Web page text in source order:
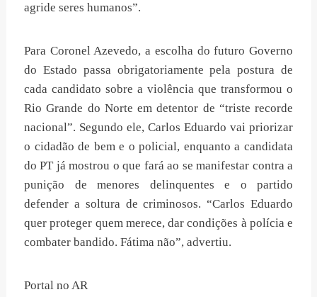
agride seres humanos”.
Para Coronel Azevedo, a escolha do futuro Governo
do Estado passa obrigatoriamente pela postura de
cada candidato sobre a violência que transformou o
Rio Grande do Norte em detentor de “triste recorde
nacional”. Segundo ele, Carlos Eduardo vai priorizar
o cidadão de bem e o policial, enquanto a candidata
do PT já mostrou o que fará ao se manifestar contra a
punição de menores delinquentes e o partido
defender a soltura de criminosos. “Carlos Eduardo
quer proteger quem merece, dar condições à polícia e
combater bandido. Fátima não”, advertiu.
Portal no AR